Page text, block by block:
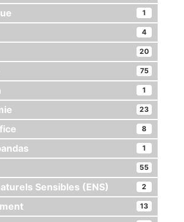
1
4
20
75
1
23
8
1
55
Sensibles (ENS) 2
13